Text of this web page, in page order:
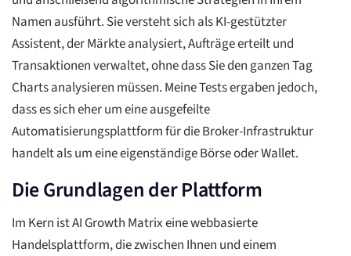
Namen ausführt. Sie versteht sich als KI-gestützter
Assistent, der Märkte analysiert, Aufträge erteilt und
Transaktionen verwaltet, ohne dass Sie den ganzen Tag
Charts analysieren müssen. Meine Tests ergaben jedoch,
dass es sich eher um eine ausgefeilte
Automatisierungsplattform für die Broker-Infrastruktur
handelt als um eine eigenständige Börse oder Wallet.
Die Grundlagen der Plattform
Im Kern ist AI Growth Matrix eine webbasierte
Handelsplattform, die zwischen Ihnen und einem